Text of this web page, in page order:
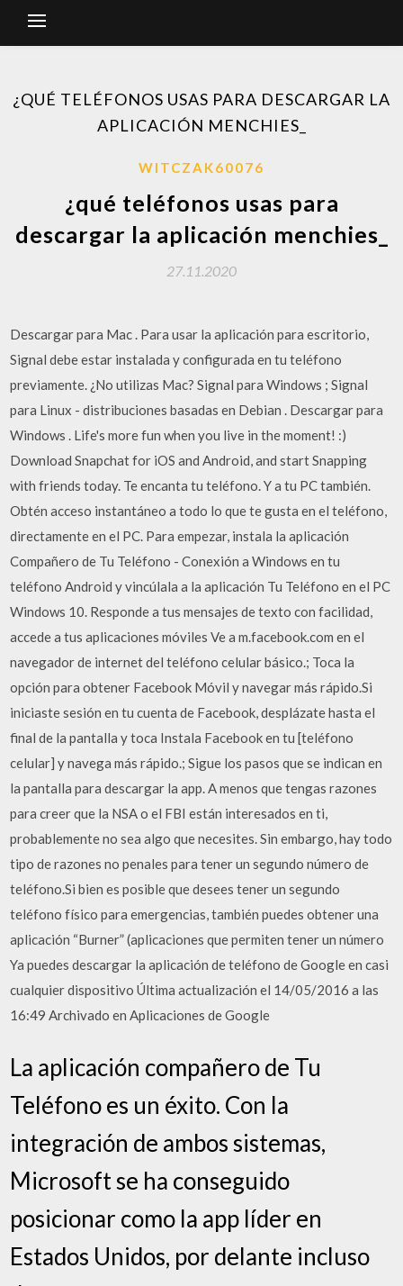
¿QUÉ TELÉFONOS USAS PARA DESCARGAR LA
APLICACIÓN MENCHIES_
WITCZAK60076
¿qué teléfonos usas para
descargar la aplicación menchies_
27.11.2020
Descargar para Mac . Para usar la aplicación para escritorio,
Signal debe estar instalada y configurada en tu teléfono
previamente. ¿No utilizas Mac? Signal para Windows ; Signal
para Linux - distribuciones basadas en Debian . Descargar para
Windows . Life's more fun when you live in the moment! :)
Download Snapchat for iOS and Android, and start Snapping
with friends today. Te encanta tu teléfono. Y a tu PC también.
Obtén acceso instantáneo a todo lo que te gusta en el teléfono,
directamente en el PC. Para empezar, instala la aplicación
Compañero de Tu Teléfono - Conexión a Windows en tu
teléfono Android y vincúlala a la aplicación Tu Teléfono en el PC
Windows 10. Responde a tus mensajes de texto con facilidad,
accede a tus aplicaciones móviles Ve a m.facebook.com en el
navegador de internet del teléfono celular básico.; Toca la
opción para obtener Facebook Móvil y navegar más rápido.Si
iniciaste sesión en tu cuenta de Facebook, desplázate hasta el
final de la pantalla y toca Instala Facebook en tu [teléfono
celular] y navega más rápido.; Sigue los pasos que se indican en
la pantalla para descargar la app. A menos que tengas razones
para creer que la NSA o el FBI están interesados en ti,
probablemente no sea algo que necesites. Sin embargo, hay todo
tipo de razones no penales para tener un segundo número de
teléfono.Si bien es posible que desees tener un segundo
teléfono físico para emergencias, también puedes obtener una
aplicación “Burner” (aplicaciones que permiten tener un número
Ya puedes descargar la aplicación de teléfono de Google en casi
cualquier dispositivo Última actualización el 14/05/2016 a las
16:49 Archivado en Aplicaciones de Google
La aplicación compañero de Tu
Teléfono es un éxito. Con la
integración de ambos sistemas,
Microsoft se ha conseguido
posicionar como la app líder en
Estados Unidos, por delante incluso